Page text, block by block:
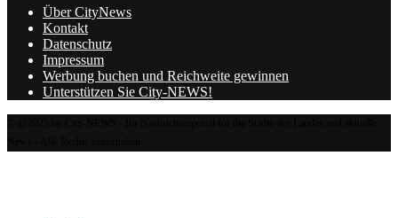
Über CityNews
Kontakt
Datenschutz
Impressum
Werbung buchen und Reichweite gewinnen
Unterstützen Sie City-NEWS!